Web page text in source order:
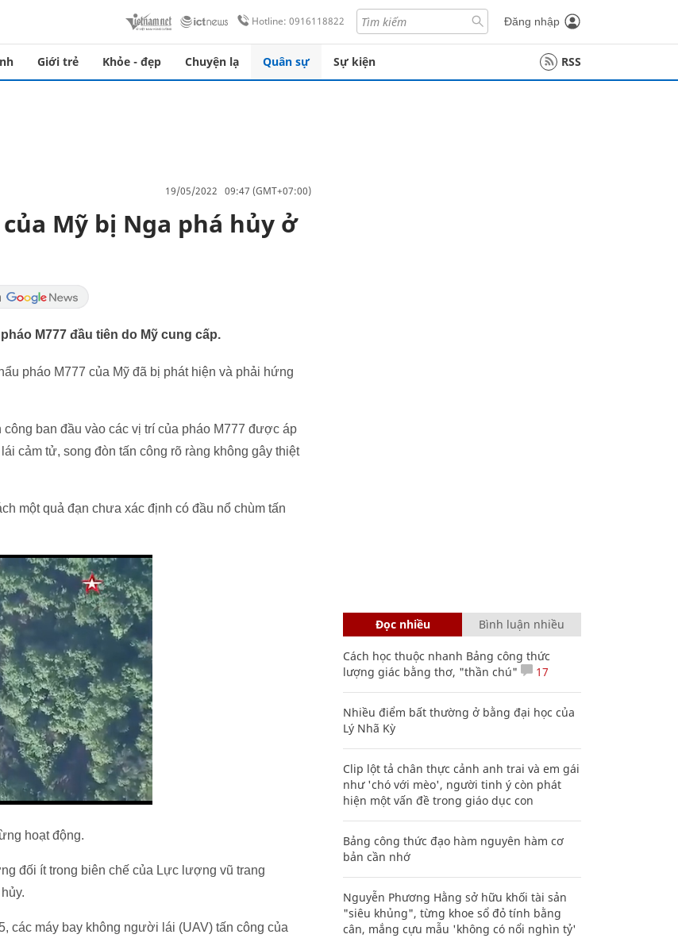
Hotline: 0916118822 Đăng nhập
Giới trẻ Khỏe - đẹp Chuyện lạ Quân sự Sự kiện RSS
19/05/2022 09:47 (GMT+07:00)
Mỹ bị Nga phá hủy ở
M777 đầu tiên do Mỹ cung cấp.
pháo M777 của Mỹ đã bị phát hiện và phải hứng
ban đầu vào các vị trí của pháo M777 được áp
cảm tử, song đòn tấn công rõ ràng không gây thiệt
một quả đạn chưa xác định có đầu nổ chùm tấn
hoạt động.
đối ít trong biên chế của Lực lượng vũ trang
các máy bay không người lái (UAV) tấn công của
Đọc nhiều Bình luận nhiều
Cách học thuộc nhanh Bảng công thức
lượng giác bằng thơ, "thần chú"
17
Nhiều điểm bất thường ở bằng đại học của
Lý Nhã Kỳ
Clip lột tả chân thực cảnh anh trai và em gái
như 'chó với mèo', người tinh ý còn phát
hiện một vấn đề trong giáo dục con
Bảng công thức đạo hàm nguyên hàm cơ
bản cần nhớ
Nguyễn Phương Hằng sở hữu khối tài sản
"siêu khủng", từng khoe sổ đỏ tính bằng
cân, mắng cựu mẫu 'không có nổi nghìn tỷ'